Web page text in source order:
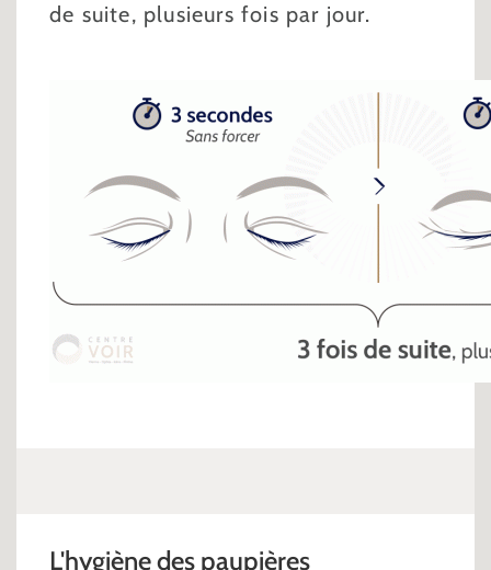
de suite, plusieurs fois par jour.
L'hygiène des paupières